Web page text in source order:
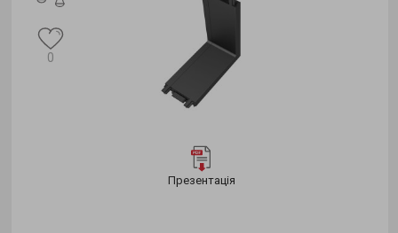
Презентація
0